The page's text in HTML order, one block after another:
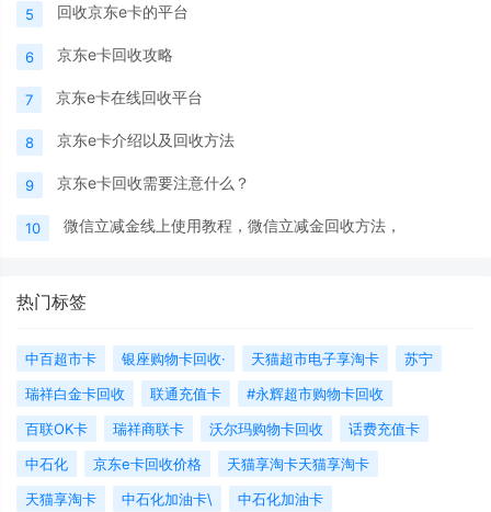
5 回收京东e卡的平台
6 京东e卡回收攻略
7 京东e卡在线回收平台
8 京东e卡介绍以及回收方法
9 京东e卡回收需要注意什么？
10 微信立减金线上使用教程，微信立减金回收方法，
热门标签
中百超市卡 银座购物卡回收· 天猫超市电子享淘卡
苏宁
瑞祥白金卡回收
联通充值卡
#永辉超市购物卡回收
百联OK卡
瑞祥商联卡 沃尔玛购物卡回收
话费充值卡
中石化
京东e卡回收价格
天猫享淘卡天猫享淘卡
天猫享淘卡
中石化加油卡\
中石化加油卡